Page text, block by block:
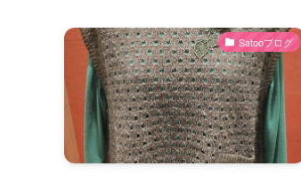
Satooブログ